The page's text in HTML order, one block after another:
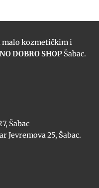
malo kozmetičkim i
DOBRO SHOP Šabac.
Šabac
Jevremova 25, Šabac.